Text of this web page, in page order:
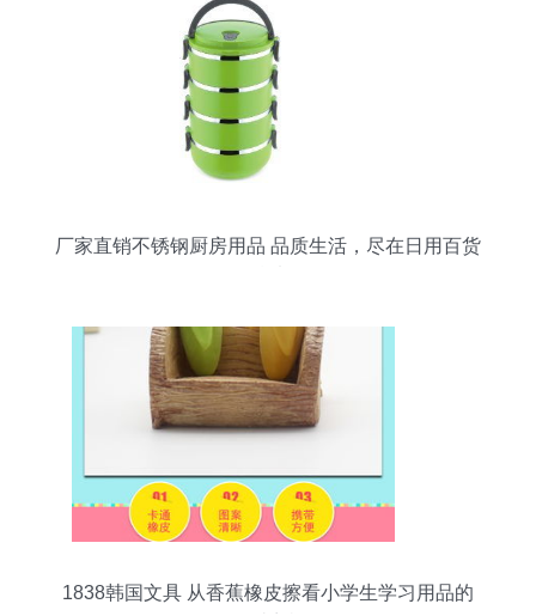
厂家直销不锈钢厨房用品 品质生活，尽在日用百货
1838韩国文具 从香蕉橡皮擦看小学生学习用品的